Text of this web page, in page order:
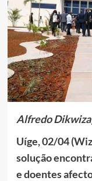
Alfredo
Uíge, 02/04
solução
e doentes